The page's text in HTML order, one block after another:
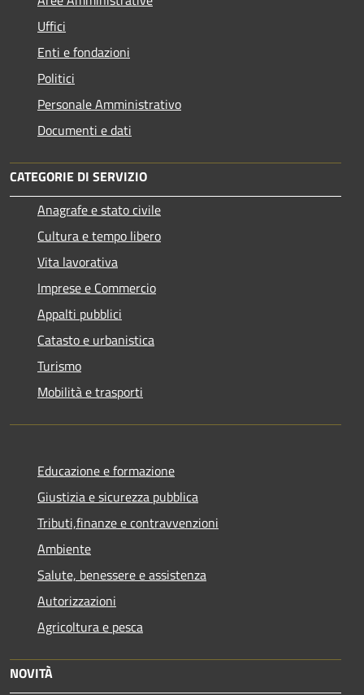
Uffici
Enti e fondazioni
Politici
Personale Amministrativo
Documenti e dati
CATEGORIE DI SERVIZIO
Anagrafe e stato civile
Cultura e tempo libero
Vita lavorativa
Imprese e Commercio
Appalti pubblici
Catasto e urbanistica
Turismo
Mobilità e trasporti
Educazione e formazione
Giustizia e sicurezza pubblica
Tributi,finanze e contravvenzioni
Ambiente
Salute, benessere e assistenza
Autorizzazioni
Agricoltura e pesca
NOVITÀ